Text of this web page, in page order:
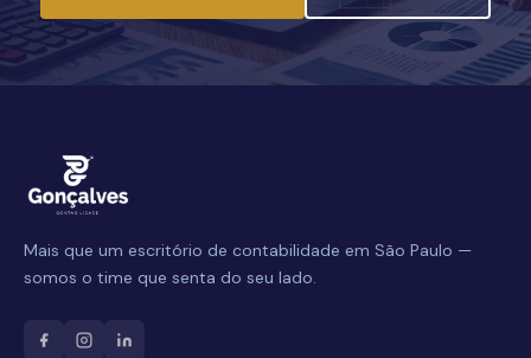
Nome Completo
E-mail
Mais que um escritório de contabilidade em São Paulo —
somos o time que senta do seu lado.